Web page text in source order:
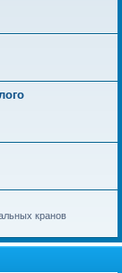
кранов